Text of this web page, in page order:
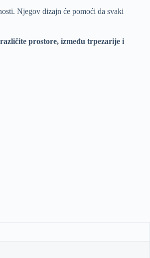
Njegov dizajn će pomoći da svaki
prostore, između trpezarije i